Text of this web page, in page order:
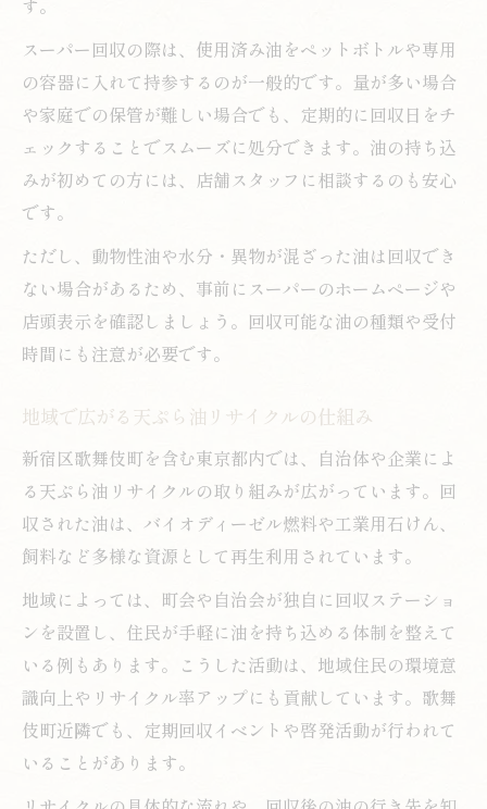
大量の油が出た時に安心な処分ガイド
天ぷら油が多い場合の正しい廃棄方法
大量の天ぷら油も安心な回収のコツ
天ぷら油を一度に処理する安全な手順
天ぷら油回収サービスの利用方法を解説
スーパー回収の際は、使用済み油をペットボトルや専用
の容器に入れて持参するのが一般的です。量が多い場合
や家庭での保管が難しい場合でも、定期的に回収日をチ
ェックすることでスムーズに処分できます。油の持ち込
みが初めての方には、店舗スタッフに相談するのも安心
です。
ただし、動物性油や水分・異物が混ざった油は回収でき
ない場合があるため、事前にスーパーのホームページや
店頭表示を確認しましょう。回収可能な油の種類や受付
時間にも注意が必要です。
地域で広がる天ぷら油リサイクルの仕組み
新宿区歌舞伎町を含む東京都内では、自治体や企業によ
る天ぷら油リサイクルの取り組みが広がっています。回
収された油は、バイオディーゼル燃料や工業用石けん、
飼料など多様な資源として再生利用されています。
地域によっては、町会や自治会が独自に回収ステーショ
ンを設置し、住民が手軽に油を持ち込める体制を整えて
いる例もあります。こうした活動は、地域住民の環境意
識向上やリサイクル率アップにも貢献しています。歌舞
伎町近隣でも、定期回収イベントや啓発活動が行われて
いることがあります。